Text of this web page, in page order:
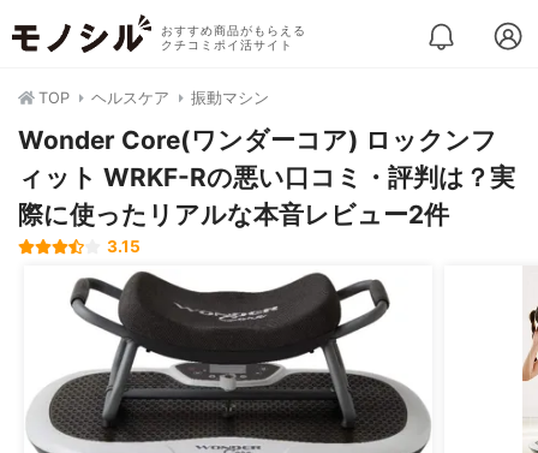
おすすめ商品がもらえる
クチコミポイ活サイト
TOP ヘルスケア 振動マシン
Wonder Core(ワンダーコア) ロックンフ
ィット WRKF-Rの悪い口コミ・評判は？実
際に使ったリアルな本音レビュー2件
3.15